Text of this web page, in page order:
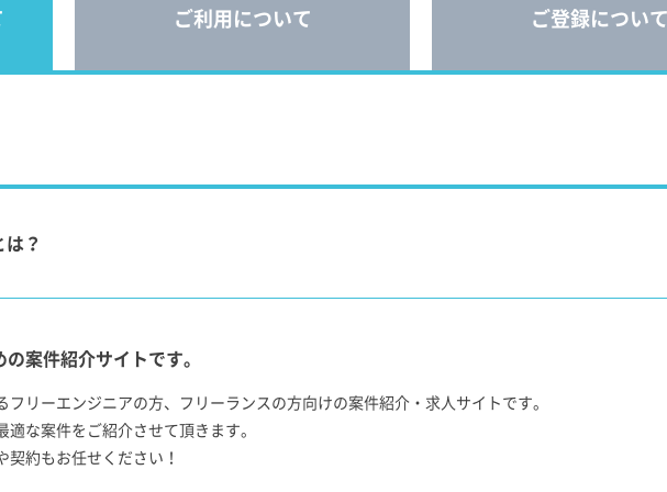
？
案件紹介サイトです。
リーエンジニアの方、フリーランスの方向けの案件紹介・求人サイトです。
な案件をご紹介させて頂きます。
約もお任せください！
ご利用について ご登録について